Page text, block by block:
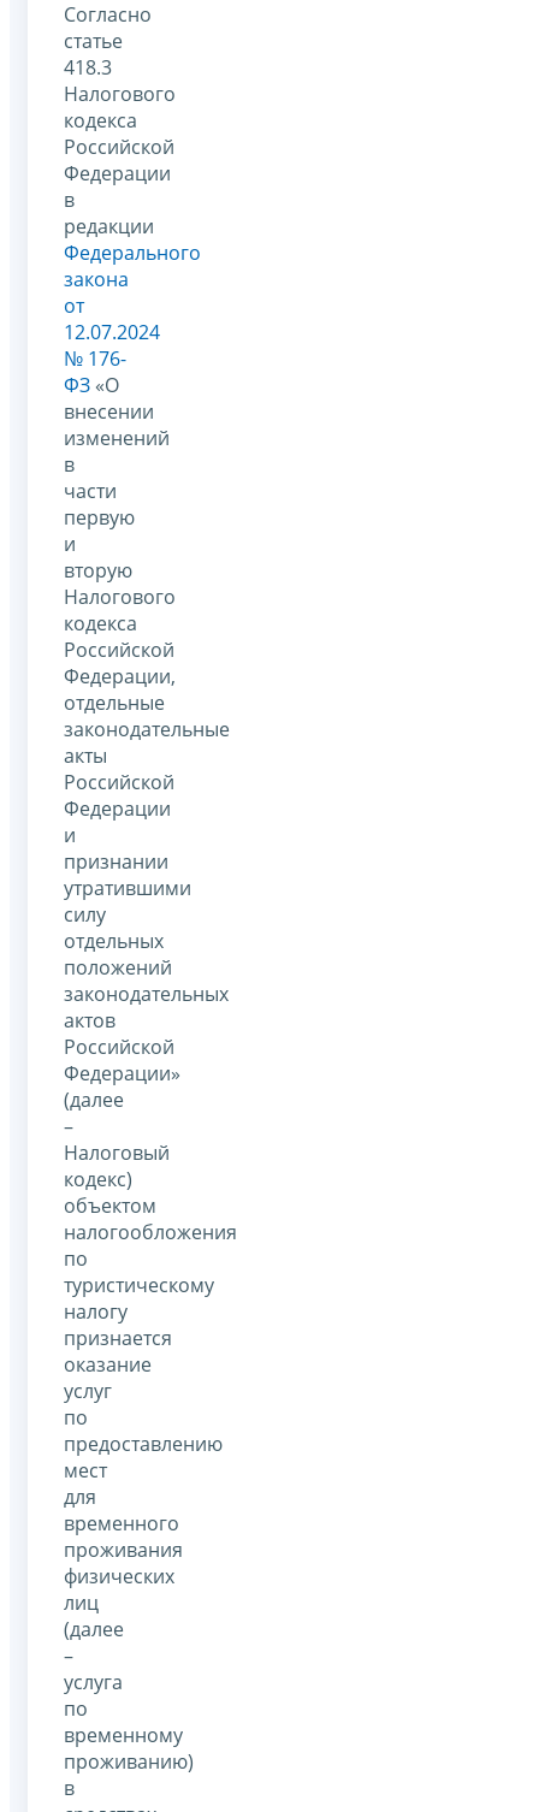
Согласно
статье
418.3
Налогового
кодекса
Российской
Федерации
в
редакции
Федерального
закона
от
12.07.2024
№ 176-
ФЗ «О
внесении
изменений
в
части
первую
и
вторую
Налогового
кодекса
Российской
Федерации,
отдельные
законодательные
акты
Российской
Федерации
и
признании
утратившими
силу
отдельных
положений
законодательных
актов
Российской
Федерации»
(далее
–
Налоговый
кодекс)
объектом
налогообложения
по
туристическому
налогу
признается
оказание
услуг
по
предоставлению
мест
для
временного
проживания
физических
лиц
(далее
–
услуга
по
временному
проживанию)
в